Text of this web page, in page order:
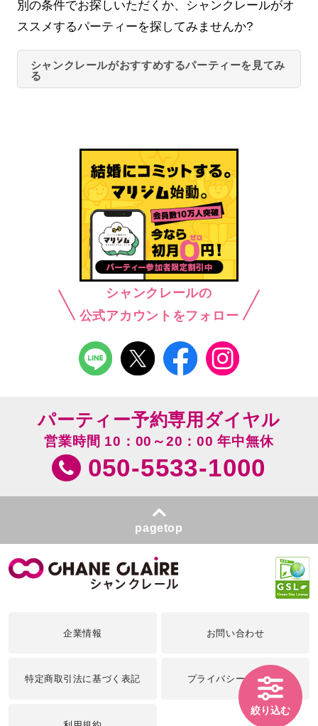
別の条件でお探しいただくか、シャンクレールがオ
ススメするパーティーを探してみませんか?
シャンクレールがおすすめするパーティーを見てみ
る
シャンクレールの
公式アカウントをフォロー
絞り込む
パーティー予約専用ダイヤル
営業時間 10：00～20：00 年中無休
050-5533-1000
pagetop
企業情報 お問い合わせ
特定商取引法に基づく表記 プライバシーポリシー